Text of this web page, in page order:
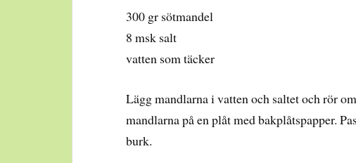
300 gr sötmandel
8 msk salt
vatten som täcker
Lägg mandlarna i vatten och saltet och rör
mandlarna på en plåt med bakplåtspapper.
burk.